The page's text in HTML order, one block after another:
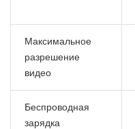
Максимальное
разрешение
видео
Беспроводная
зарядка